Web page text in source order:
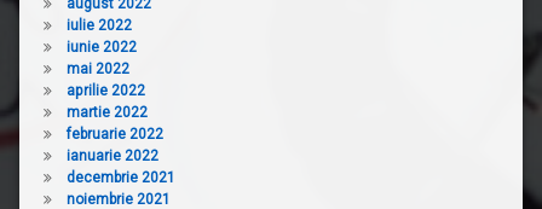
august 2022
iulie 2022
iunie 2022
mai 2022
aprilie 2022
martie 2022
februarie 2022
ianuarie 2022
decembrie 2021
noiembrie 2021